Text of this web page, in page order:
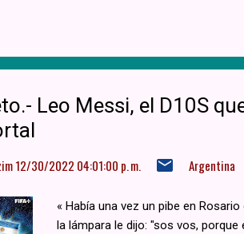
Leo Messi, el D10S
12/30/2022 04:01:00 p. m. Argentina
« Había una vez un pibe en
la lámpara le dijo: "sos vos,